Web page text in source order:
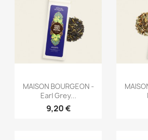
Aperçu rapide
MAISON BOURGEON -
Earl Grey...
9,20 €
